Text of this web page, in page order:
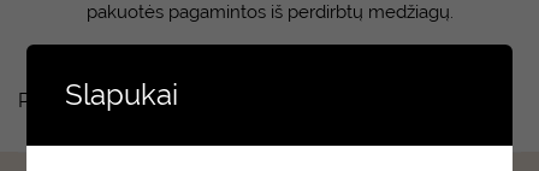
pakuotės pagamintos iš perdirbtų medžiagų.
Produktų nerasta.
Slapukai